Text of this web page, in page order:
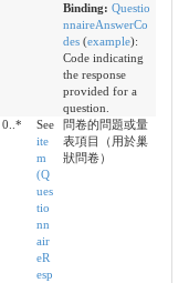
Binding: Questio
nnaireAnswerCo
des(example):
Code indicating
the response
provided for a
question.
0..*
See
ite
m
(Q
ues
tio
nn
air
eR
esp
問卷的問題或量
表項目（用於巢
狀問卷）